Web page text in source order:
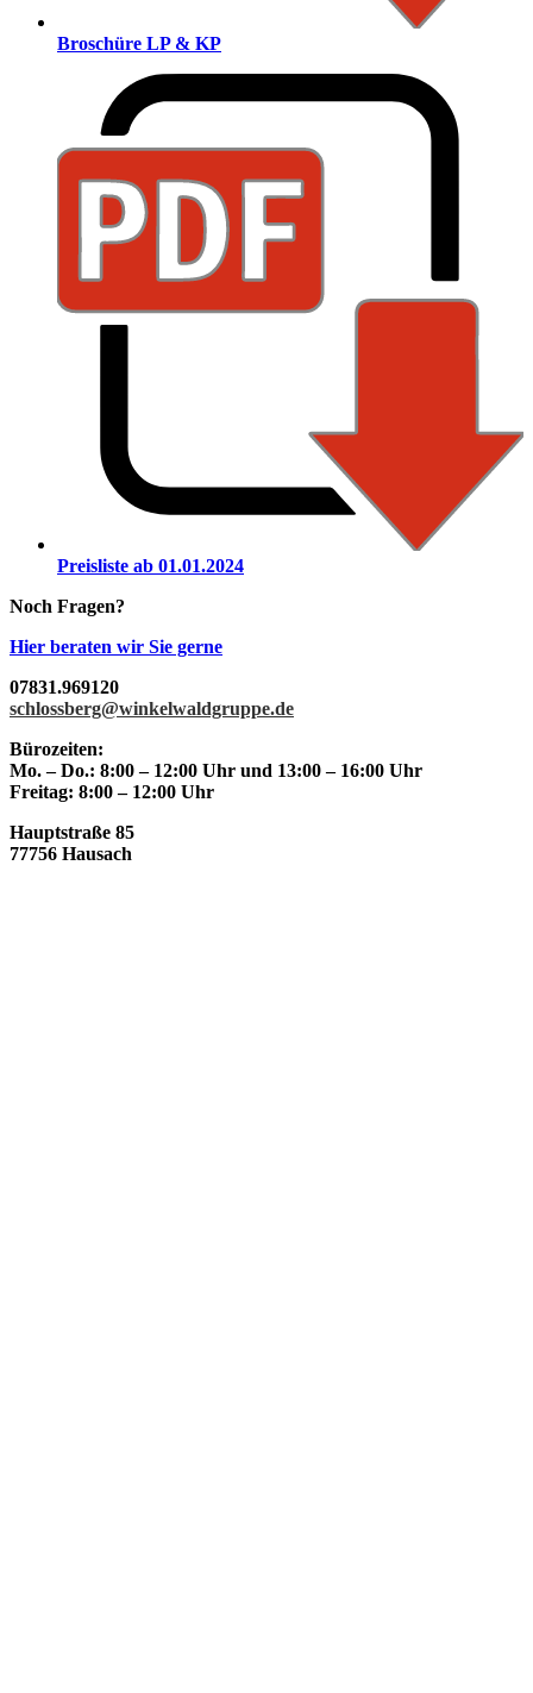
Broschüre LP & KP
Preisliste ab 01.01.2024
Noch Fragen?
Hier beraten wir Sie gerne
07831.969120
schlossberg@winkelwaldgruppe.de
Bürozeiten:
Mo. – Do.: 8:00 – 12:00 Uhr und 13:00 – 16:00 Uhr
Freitag: 8:00 – 12:00 Uhr
Hauptstraße 85
77756 Hausach